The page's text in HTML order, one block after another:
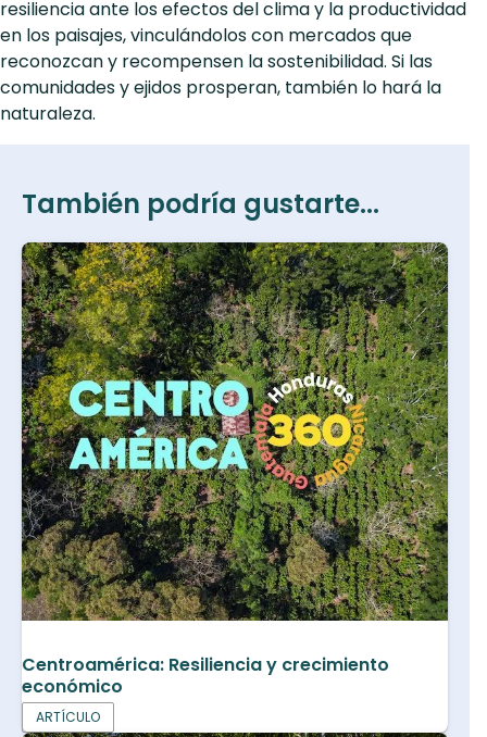
resiliencia ante los efectos del clima y la productividad
en los paisajes, vinculándolos con mercados que
reconozcan y recompensen la sostenibilidad. Si las
comunidades y ejidos prosperan, también lo hará la
naturaleza.
También podría gustarte...
Centroamérica: Resiliencia y crecimiento
económico
ARTÍCULO